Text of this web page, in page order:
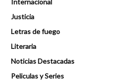
Internacional
Justicia
Letras de fuego
Literaria
Noticias Destacadas
Peliculas y Series